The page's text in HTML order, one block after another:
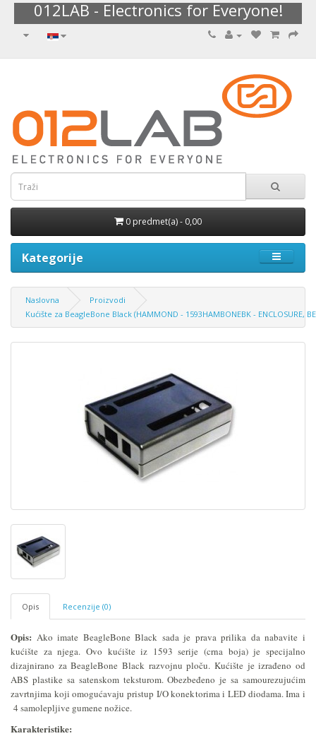
012LAB - Electronics for Everyone!
0 predmet(a) - 0,00
Kategorije
Naslovna
Proizvodi
Kućište za BeagleBone Black (HAMMOND - 1593HAMBONEBK - ENCLOSURE,
Opis Recenzije (0)
Opis: Ako imate BeagleBone Black sada je prava prilika da nabavite i
kućište za njega. Ovo kućište iz 1593 serije (crna boja) je specijalno
dizajnirano za BeagleBone Black razvojnu ploču. Kućište je izrađeno od
ABS plastike sa satenskom teksturom. Obezbeđeno je sa samourezujućim
zavrtnjima koji omogućavaju pristup I/O konektorima i LED diodama. Ima i
4 samolepljive gumene nožice.
Karakteristike: